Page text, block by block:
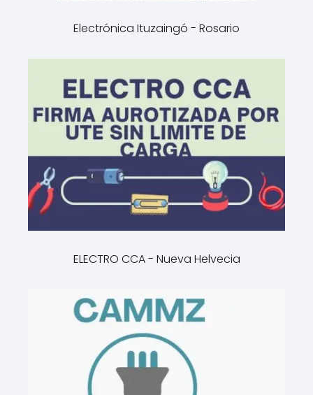
Electrónica Ituzaingó - Rosario
ELECTRO CCA - Nueva Helvecia